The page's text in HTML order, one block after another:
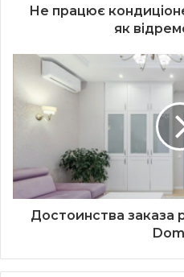
Не працює
як
Достоинства заказа